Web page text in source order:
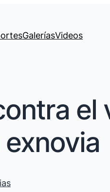
GaleríasVideos
el